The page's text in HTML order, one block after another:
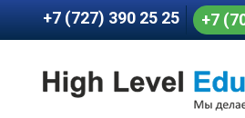
+7 (727) 390 25 25 +7